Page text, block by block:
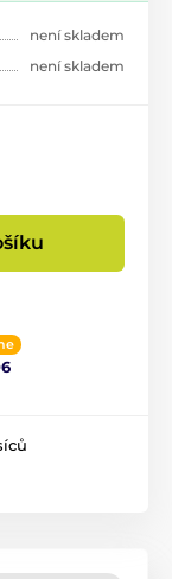
není skladem
není skladem